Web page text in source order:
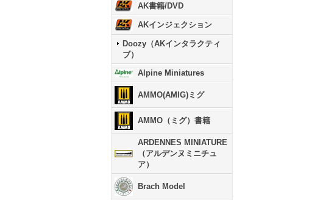
AK書籍/DVD
AKインジェクション
Doozy（AKインタラクティ
ブ）
Alpine Miniatures
AMMO(AMIG)ミグ
AMMO（ミグ）書籍
ARDENNES MINIATURE
（アルデンヌミニチュ
ア）
Brach Model